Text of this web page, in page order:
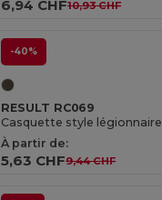
6,94 CHF10,93 CHF
-40%
RESULT RC069
Casquette style légionnaire
À partir de:
5,63 CHF9,44 CHF